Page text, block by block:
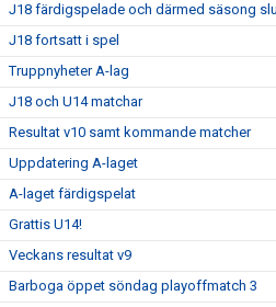
J18 färdigspelade och därmed säsong
J18 fortsatt i spel
Truppnyheter A-lag
J18 och U14 matchar
Resultat v10 samt kommande matcher
Uppdatering A-laget
A-laget färdigspelat
Grattis U14!
Veckans resultat v9
Barboga öppet söndag playoffmatch 3